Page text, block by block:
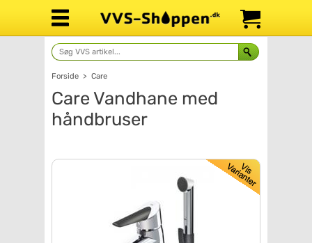
Forside > Care
Care Vandhane med
håndbruser